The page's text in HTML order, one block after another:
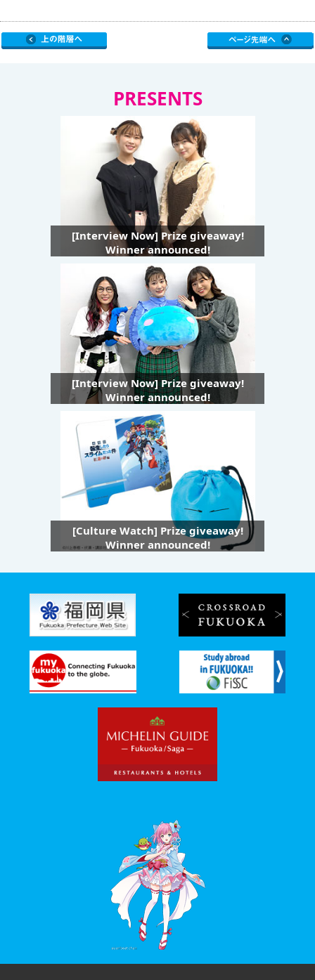
PRESENTS
[Interview Now] Prize giveaway!
Winner announced!
[Interview Now] Prize giveaway!
Winner announced!
[Culture Watch] Prize giveaway!
Winner announced!